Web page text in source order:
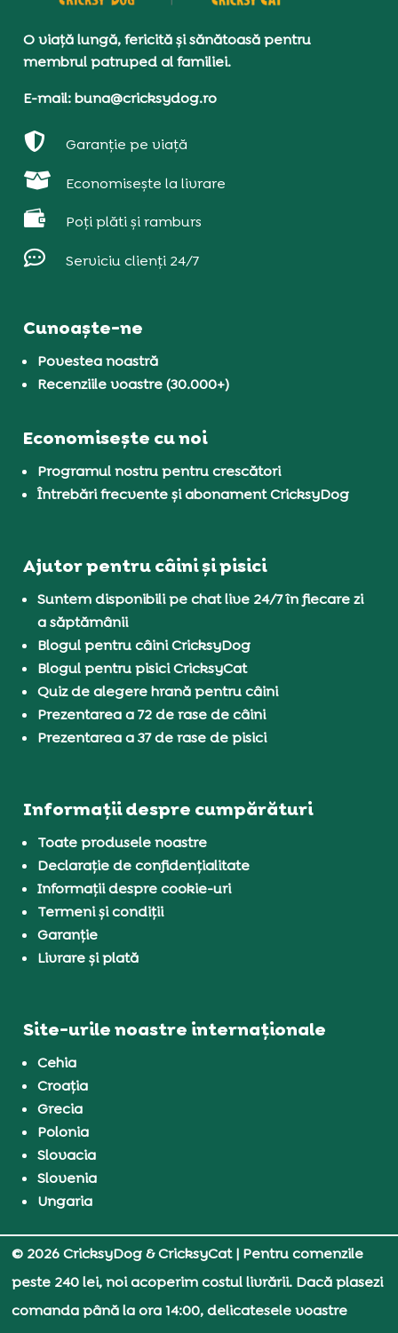
O viață lungă, fericită și sănătoasă pentru
membrul patruped al familiei.
E-mail: buna@cricksydog.ro
 Garanție pe viață
 Economisește la livrare
 Poți plăti și ramburs
 Serviciu clienți 24/7
Cunoaște-ne
Povestea noastră
Recenziile voastre (30.000+)
Economisește cu noi
Programul nostru pentru crescători
Întrebări frecvente și abonament CricksyDog
Ajutor pentru câini și pisici
Suntem disponibili pe chat live 24/7 în fiecare zi
a săptămânii
Blogul pentru câini CricksyDog
Blogul pentru pisici CricksyCat
Quiz de alegere hrană pentru câini
Prezentarea a 72 de rase de câini
Prezentarea a 37 de rase de pisici
Informații despre cumpărături
Toate produsele noastre
Declarație de confidențialitate
Informații despre cookie-uri
Termeni și condiții
Garanție
Livrare și plată
Site-urile noastre internaționale
Cehia
Croația
Grecia
Polonia
Slovacia
Slovenia
Ungaria
© 2026 CricksyDog & CricksyCat| Pentru comenzile
peste 240 lei, noi acoperim costul livrării. Dacă plasezi
comanda până la ora 14:00, delicatesele voastre